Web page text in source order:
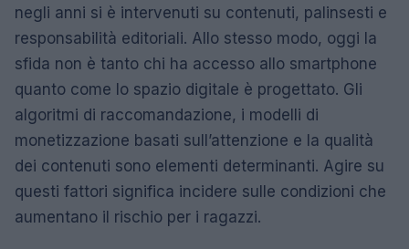
negli anni si è intervenuti su contenuti, palinsesti e
responsabilità editoriali. Allo stesso modo, oggi la
sfida non è tanto chi ha accesso allo smartphone
quanto come lo spazio digitale è progettato. Gli
algoritmi di raccomandazione, i modelli di
monetizzazione basati sull’attenzione e la qualità
dei contenuti sono elementi determinanti. Agire su
questi fattori significa incidere sulle condizioni che
aumentano il rischio per i ragazzi.